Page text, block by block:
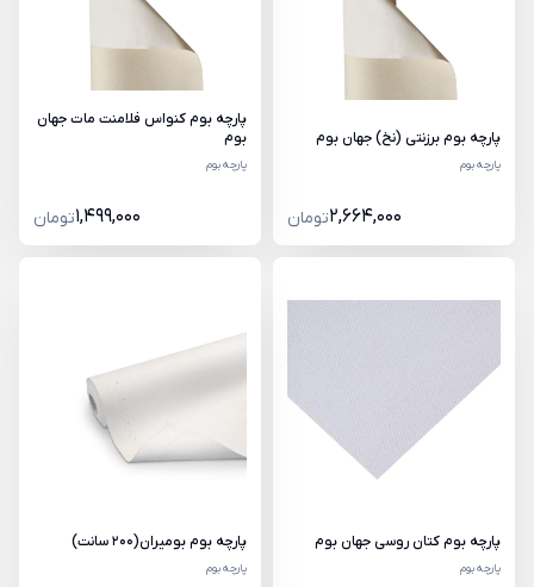
پارچه بوم برزنتی (نخ) جهان بوم
پارچه بوم
2,664,000تومان
پارچه بوم کنواس فلامنت مات جهان
بوم
پارچه بوم
1,499,000تومان
پارچه بوم کتان روسی جهان بوم
پارچه بوم
پارچه بوم بومیران(200 سانت)
پارچه بوم